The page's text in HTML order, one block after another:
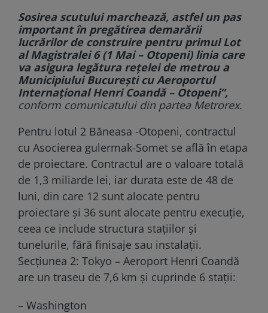
Sosirea scutului marchează, astfel un pas
important în pregătirea demarării
lucrărilor de construire pentru primul Lot
al Magistralei 6 (1 Mai – Otopeni) linia care
va asigura legătura rețelei de metrou a
Municipiului București cu Aeroportul
Internațional Henri Coandă – Otopeni”,
conform comunicatului din partea Metrorex.
Pentru lotul 2 Băneasa -Otopeni, contractul
cu Asocierea gulermak-Somet se află în etapa
de proiectare. Contractul are o valoare totală
de 1,3 miliarde lei, iar durata este de 48 de
luni, din care 12 sunt alocate pentru
proiectare și 36 sunt alocate pentru execuție,
ceea ce include structura stațiilor și
tunelurile, fără finisaje sau instalații.
Secțiunea 2: Tokyo – Aeroport Henri Coandă
are un traseu de 7,6 km și cuprinde 6 stații:
– Washington